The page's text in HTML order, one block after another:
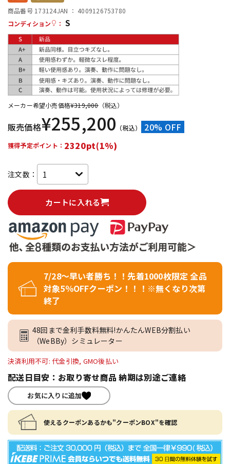
中古
商品番号 173124JAN ： 4009126753780
コンディション
： S
メーカー希望小売価格¥319,000（税込）
販売価格¥255,200 （税込） 20% OFF
獲得予定ポイント： 2320pt(1%)
注文数：
カートに入れる
7/28～早い者勝ち！！先着1000枚限定 全品
対象5％OFFクーポン！！！※無くなり次第
終了
48回まで金利手数料無料!かんたんWEB分割払い
（WeBBy）シミュレーター
決済利用不可: 代金引換, GMO後払い
配送日目安：お取り寄せ商品 納期は別途ご連絡
お気に入りに追加
使えるクーポンあるかも"クーポンBOX"を確認